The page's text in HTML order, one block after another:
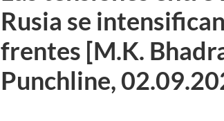
Rusia se
frentes [M.K.
Punchline,